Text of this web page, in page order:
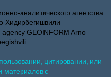
аналитического агентства
Хидирбегишвили
GEOINFORM Arno
цитировании, или
материалов с